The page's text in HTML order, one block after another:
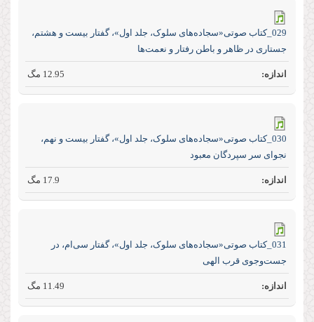
029_کتاب صوتی«سجاده‌های سلوک، جلد اول»، گفتار بیست و هشتم،
جستاری در ظاهر و باطن رفتار و نعمت‌ها
12.95 مگ
030_کتاب صوتی«سجاده‌های سلوک، جلد اول»، گفتار بیست و نهم،
نجوای سر سپردگان معبود
17.9 مگ
031_کتاب صوتی«سجاده‌های سلوک، جلد اول»، گفتار سی‌ام، در
جست‌و‌جوی قرب الهی
11.49 مگ